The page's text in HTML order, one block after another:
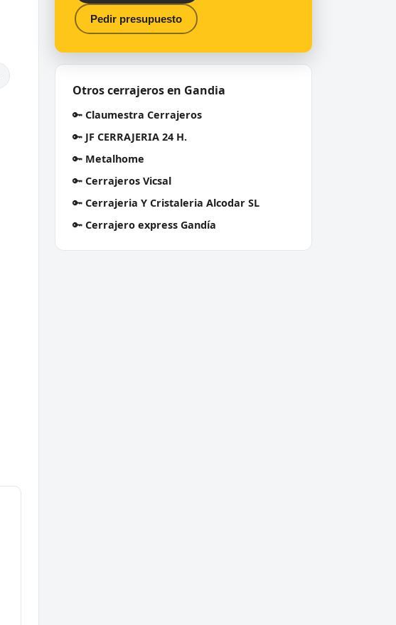
Pedir presupuesto
Otros cerrajeros en Gandia
🔑 Claumestra Cerrajeros
🔑 JF CERRAJERIA 24 H.
🔑 Metalhome
🔑 Cerrajeros Vicsal
🔑 Cerrajeria Y Cristaleria Alcodar SL
🔑 Cerrajero express Gandía